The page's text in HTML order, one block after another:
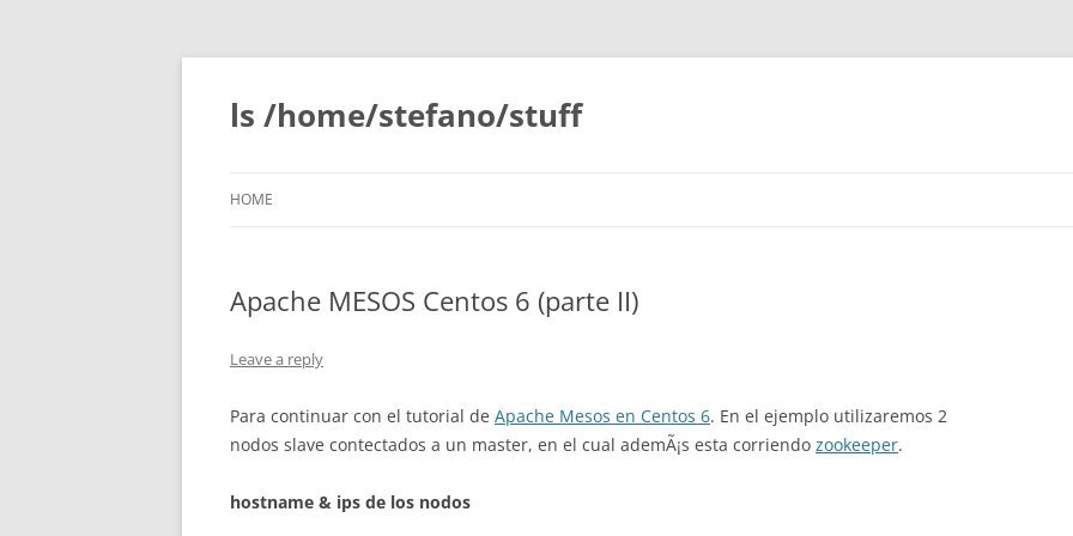
Skip
content
ls /home/stefano/stuff
HOME
Apache MESOS Centos 6 (parte II)
Leave a reply
Para continuar con el tutorial de Apache Mesos en Centos 6. En el ejemplo utilizaremos 2
nodos slave contectados a un master, en el cual ademÃ¡s esta corriendo zookeeper.
hostname & ips de los nodos